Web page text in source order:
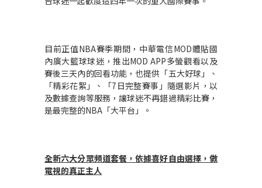
目前正值NBA賽季期間，中華電信MOD體貼國
內廣大籃球球迷，推出MOD APP多螢觀看以及
賽後三天內的回看功能，也提供「五大好球」、
「精彩花絮」、「7日完整賽事」隨選影片，以
及數據查詢等服務，讓球迷不再錯過精彩比賽，
是最完整的NBA「大平台」。
全新六大分眾頻道套餐，依據喜好自由選擇，做
電視的真正主人